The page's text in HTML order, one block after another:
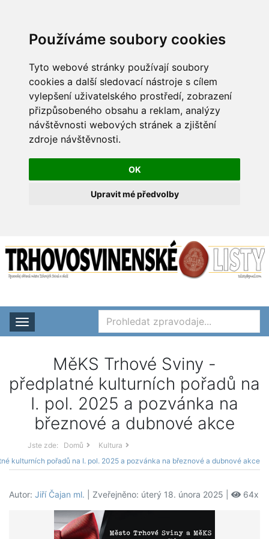
Používáme soubory cookies
Tyto webové stránky používají soubory
cookies a další sledovací nástroje s cílem
vylepšení uživatelského prostředí, zobrazení
přizpůsobeného obsahu a reklam, analýzy
návštěvnosti webových stránek a zjištění
zdroje návštěvnosti.
OK
Upravit mé předvolby
Rozbalit nabídku
MěKS Trhové Sviny -
předplatné kulturních pořadů na
I. pol. 2025 a pozvánka na
březnové a dubnové akce
Jste zde: Domů
Kultura
kulturních pořadů na I. pol. 2025 a pozvánka na březnové a dubnové akce
Autor: Jiří Čajan ml. | Zveřejněno: úterý 18. února 2025 | 64x